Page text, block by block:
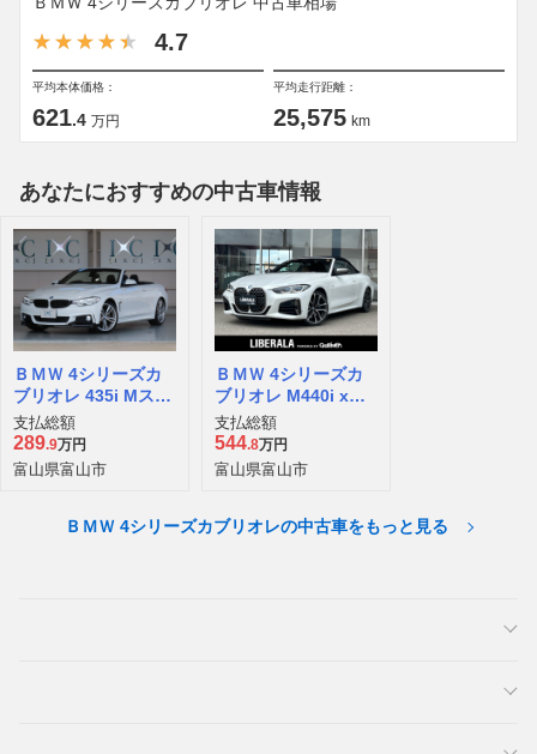
4.7
平均本体価格：
621.4 万円
平均走行距離：
25,575 km
あなたにおすすめの中古車情報
ＢＭＷ 4シリーズカ
ブリオレ 435i Mスポ
ーツ
支払総額
289.9万円
富山県富山市
ＢＭＷ 4シリーズカ
ブリオレ M440i xド
ライブ 4WD
支払総額
544.8万円
富山県富山市
ＢＭＷ 4シリーズカブリオレの中古車をもっと見る